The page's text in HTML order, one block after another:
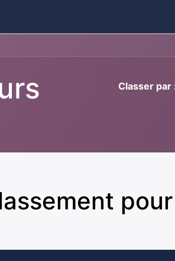
Classer par